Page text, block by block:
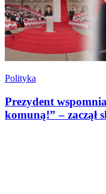
Polityka
Prezydent
komuną!” – zaczął